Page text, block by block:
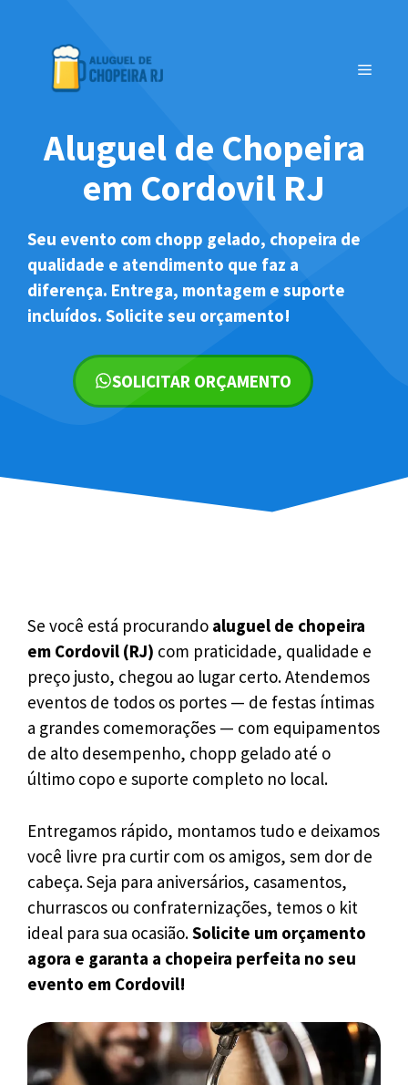
conteúdo
MENU
Aluguel de Chopeira
em Cordovil RJ
Seu evento com chopp gelado, chopeira de
qualidade e atendimento que faz a
diferença. Entrega, montagem e suporte
incluídos. Solicite seu orçamento!
SOLICITAR ORÇAMENTO
Se você está procurando aluguel de chopeira
em Cordovil (RJ) com praticidade, qualidade e
preço justo, chegou ao lugar certo. Atendemos
eventos de todos os portes — de festas íntimas
a grandes comemorações — com equipamentos
de alto desempenho, chopp gelado até o
último copo e suporte completo no local.
Entregamos rápido, montamos tudo e deixamos
você livre pra curtir com os amigos, sem dor de
cabeça. Seja para aniversários, casamentos,
churrascos ou confraternizações, temos o kit
ideal para sua ocasião.Solicite um orçamento
agora e garanta a chopeira perfeita no seu
evento em Cordovil!